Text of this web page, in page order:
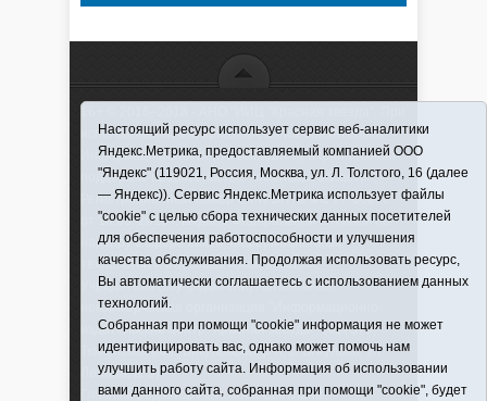
использовании материалов ссылка обязательна
Информационная лента выходит при финансовой
поддержке правительства Тюменской области
Регистрационный номер СМИ ЭЛ № ФС 77-66066
от 10.06. 2016 г. выдано Федеральной службой по
надзору в сфере связи, информационных
технологий и массовых коммуникаций.
Учредитель (соучредители) Автономная
некоммерческая организация "Информационно-
издательский центр "Красная звезда"" (627570,
Тюменская обл., Викуловский р-н, с. Викулово, ул.
Ленина, д. 5).
Главный редактор Антюхова Светлана
Настоящий ресурс использует сервис веб-аналитики
Яндекс.Метрика, предоставляемый компанией ООО
"Яндекс" (119021, Россия, Москва, ул. Л. Толстого, 16 (далее
— Яндекс)). Сервис Яндекс.Метрика использует файлы
"cookie" с целью сбора технических данных посетителей
для обеспечения работоспособности и улучшения
качества обслуживания. Продолжая использовать ресурс,
Вы автоматически соглашаетесь с использованием данных
технологий.
Собранная при помощи "cookie" информация не может
идентифицировать вас, однако может помочь нам
улучшить работу сайта. Информация об использовании
вами данного сайта, собранная при помощи "cookie", будет